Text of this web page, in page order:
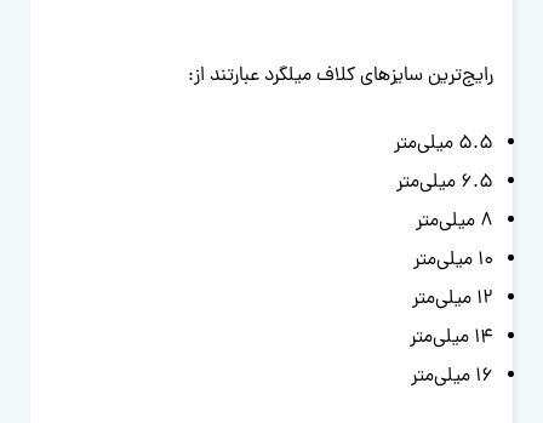
رایج‌ترین سایزهای کلاف میلگرد عبارتند از:
5.5 میلی‌متر
6.5 میلی‌متر
8 میلی‌متر
10 میلی‌متر
12 میلی‌متر
14 میلی‌متر
16 میلی‌متر